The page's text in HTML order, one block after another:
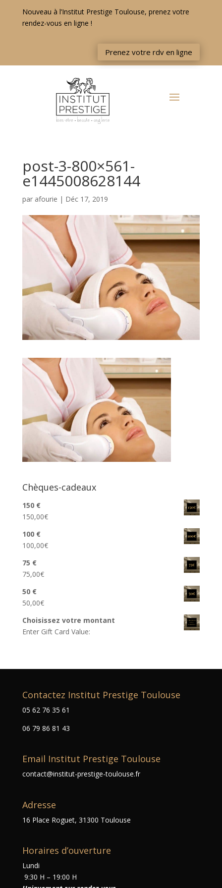
Nouveau à l’Institut Prestige Toulouse, prenez votre
rendez-vous en ligne !
Prenez votre rdv en ligne
post-3-800×561-
e1445008628144
par afourie | Déc 17, 2019
Chèques-cadeaux
150 €
150,00€
100 €
100,00€
75 €
75,00€
50 €
50,00€
Choisissez votre montant
Enter Gift Card Value:
Contactez Institut Prestige Toulouse
05 62 76 35 61
06 79 86 81 43
Email Institut Prestige Toulouse
contact@institut-prestige-toulouse.fr
Adresse
16 Place Roguet, 31300 Toulouse
Horaires d’ouverture
Lundi
9:30 H – 19:00 H